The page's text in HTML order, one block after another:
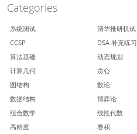
Categories
系统测试 清华推研机试
CCSP
DSA 补充练习
算法基础
动态规划
计算几何
贪心
图结构
数论
数据结构
博弈论
组合数学
线性代数
高精度
卷积